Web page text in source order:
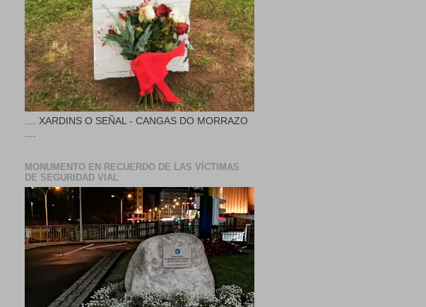
.... XARDINS O SEÑAL - CANGAS DO MORRAZO
MONUMENTO EN RECUERDO DE LAS VÍCTIMAS
DE SEGURIDAD VIAL